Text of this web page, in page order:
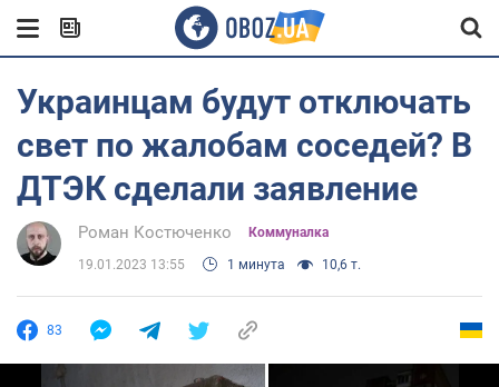
Украинцам будут отключать
свет по жалобам соседей? В
ДТЭК сделали заявление
Роман Костюченко Коммуналка
19.01.2023 13:55 1 минута 10,6 т.
83